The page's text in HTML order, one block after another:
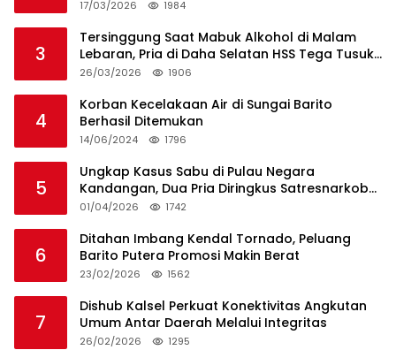
17/03/2026 1984
3
Tersinggung Saat Mabuk Alkohol di Malam
Lebaran, Pria di Daha Selatan HSS Tega Tusuk
Teman Sendiri
26/03/2026 1906
4
Korban Kecelakaan Air di Sungai Barito
Berhasil Ditemukan
14/06/2024 1796
5
Ungkap Kasus Sabu di Pulau Negara
Kandangan, Dua Pria Diringkus Satresnarkoba
HSS
01/04/2026 1742
6
Ditahan Imbang Kendal Tornado, Peluang
Barito Putera Promosi Makin Berat
23/02/2026 1562
7
Dishub Kalsel Perkuat Konektivitas Angkutan
Umum Antar Daerah Melalui Integritas
26/02/2026 1295